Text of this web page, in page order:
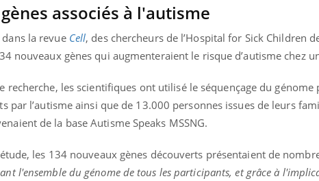
associés à l'autisme
la revue Cell, des chercheurs de l’Hospital for Sick Children
nouveaux gènes qui augmenteraient le risque d’autisme chez
recherche, les scientifiques ont utilisé le séquençage du génome
par l’autisme ainsi que de 13.000 personnes issues de leurs
de la base Autisme Speaks MSSNG.
les 134 nouveaux gènes découverts présentaient de
l'ensemble du génome de tous les participants, et grâce à